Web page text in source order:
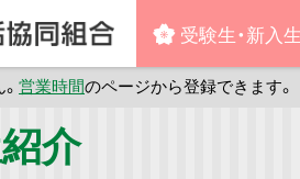
受験生・新入生
営業時間のページから登録できます。
介